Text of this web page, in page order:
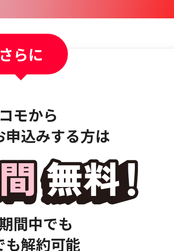
さらに
モから
申込みする方は
間中でも
も解約可能